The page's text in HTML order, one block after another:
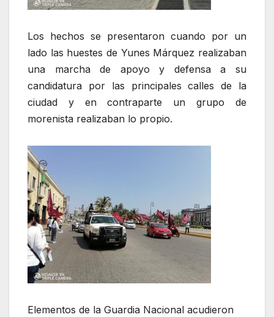
Los hechos se presentaron cuando por un
lado las huestes de Yunes Márquez realizaban
una marcha de apoyo y defensa a su
candidatura por las principales calles de la
ciudad y en contraparte un grupo de
morenista realizaban lo propio.
Elementos de la Guardia Nacional acudieron